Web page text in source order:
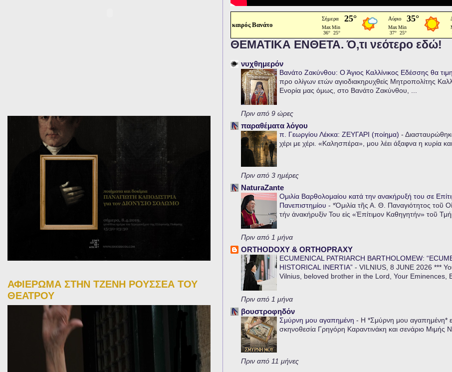
καιρός Βανάτο
ΘΕΜΑΤΙΚΑ ΕΝΘΕΤΑ. Ό,τι νεότερο εδώ!
νυχθημερόν
Βανάτο Ζακύνθου: Ο Άγιος Καλλίνικος Εδέσσης θα
προ ολίγων ετών αγιοδιακηρυχθείς Μητροπολίτης
Ενορία μας όμως, στο Βανάτο Ζακύνθου, ...
Πριν από 9 ώρες
παραθέματα λόγου
π. Γεωργίου Λέκκα: ΖΕΥΓΑΡΙ (ποίημα) -
χέρι με χέρι. «Καλησπέρα», μου λέει άξαφνα η κυρία
Πριν από 3 ημέρες
NaturaZante
Ομιλία Βαρθολομαίου κατά την ανακήρυξή του σε
Πανεπιστημίου - *Ὁμιλία τῆς Α. Θ. Παναγιότητος τοῦ
τήν ἀνακήρυξίν Του εἰς «Ἐπίτιμον Καθηγητήν» τοῦ
Πριν από 1 μήνα
ORTHODOXY & ORTHOPRAXY
ECUMENICAL PATRIARCH BARTHOLOMEW:
HISTORICAL INERTIA” - VILNIUS, 8 JUNE 2026 ***
Vilnius, beloved brother in the Lord, Your Eminences,
Πριν από 1 μήνα
βουστροφηδόν
Σμύρνη μου αγαπημένη - Η *Σμύρνη μου αγαπημένη*
σκηνοθεσία Γρηγόρη Καραντινάκη και σενάριο Μιμής
Πριν από 11 μήνες
ΑΦΙΕΡΩΜΑ ΣΤΗΝ ΤΖΕΝΗ ΡΟΥΣΣΕΑ ΤΟΥ
ΘΕΑΤΡΟΥ